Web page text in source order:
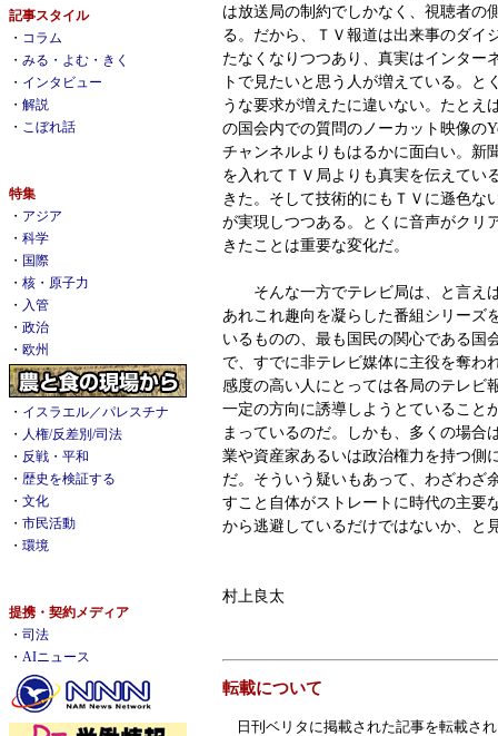
記事スタイル
・ コラム
・ みる・よむ・きく
・ インタビュー
・ 解説
・ こぼれ話
特集
・ アジア
・ 科学
・ 国際
・ 核・原子力
・ 入管
・ 政治
・ 欧州
・ イスラエル／パレスチナ
・ 人権/反差別/司法
・ 反戦・平和
・ 歴史を検証する
・ 文化
・ 市民活動
・ 環境
提携・契約メディア
・ 司法
・ AIニュース
は放送局の制約でしかなく、視聴者の
る。だから、ＴＶ報道は出来事のダイ
たなくなりつつあり、真実はインター
トで見たいと思う人が増えている。と
うな要求が増えたに違いない。たとえ
の国会内での質問のノーカット映像の
チャンネルよりもはるかに面白い。新
を入れてＴＶ局よりも真実を伝えてい
きた。そして技術的にもＴＶに遜色な
が実現しつつある。とくに音声がクリ
きたことは重要な変化だ。
そんな一方でテレビ局は、と言え
あれこれ趣向を凝らした番組シリーズ
いるものの、最も国民の関心である国
で、すでに非テレビ媒体に主役を奪わ
感度の高い人にとっては各局のテレビ
一定の方向に誘導しようとていること
まっているのだ。しかも、多くの場合
業や資産家あるいは政治権力を持つ側
だ。そういう疑いもあって、わざわざ
すこと自体がストレートに時代の主要
から逃避しているだけではないか、と
村上良太
転載について
日刊ベリタに掲載された記事を転載さ